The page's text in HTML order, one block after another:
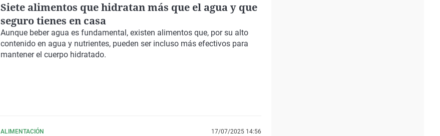
Siete alimentos que hidratan más que el agua y que
seguro tienes en casa
Aunque beber agua es fundamental, existen alimentos que, por su alto
contenido en agua y nutrientes, pueden ser incluso más efectivos para
mantener el cuerpo hidratado.
ALIMENTACIÓN 17/07/2025 14:56